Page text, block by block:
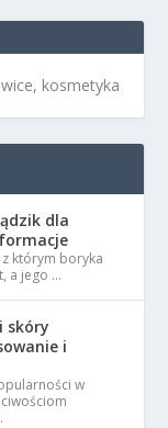
kosmetyka
dla
którym boryka
a jego …
skóry
i
w